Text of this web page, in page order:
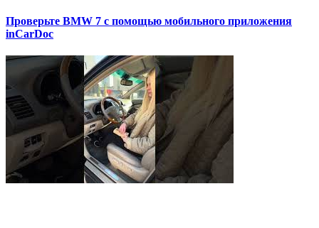
Проверьте BMW 7 с помощью мобильного приложения
inCarDoc